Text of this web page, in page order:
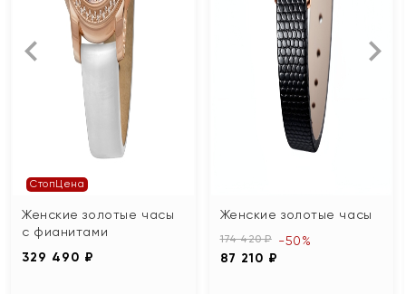
СтопЦена
Женские золотые часы
с фианитами
329 490 ₽
Женские золотые часы
174 420 ₽
87 210 ₽
-50%